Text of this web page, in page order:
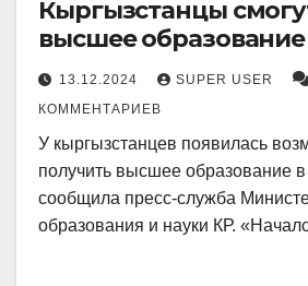
Кыргызстанцы
высшее образование
13.12.2024 SUPER USER
КОММЕНТАРИЕВ
У кыргызстанцев появилась
получить высшее образование
сообщила пресс-служба
образования и науки КР.